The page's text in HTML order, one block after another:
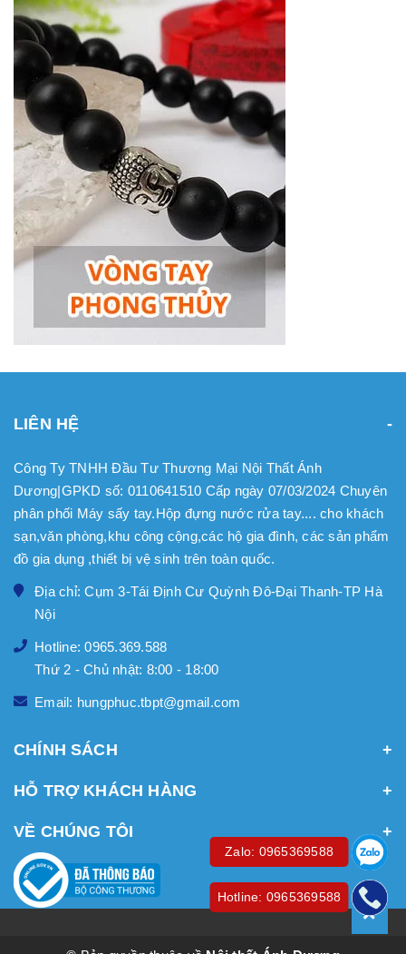
LIÊN HỆ
Công Ty TNHH Đầu Tư Thương Mại Nội Thất Ánh
Dương|GPKD số: 0110641510 Cấp ngày 07/03/2024 Chuyên
phân phối Máy sấy tay.Hộp đựng nước rửa tay.... cho khách
sạn,văn phòng,khu công cộng,các hộ gia đình, các sản phẩm
đồ gia dụng ,thiết bị vệ sinh trên toàn quốc.
Địa chỉ: Cụm 3-Tái Định Cư Quỳnh Đô-Đại Thanh-TP Hà
Nội
Hotline: 0965.369.588
Thứ 2 - Chủ nhật: 8:00 - 18:00
Email: hungphuc.tbpt@gmail.com
CHÍNH SÁCH
HỖ TRỢ KHÁCH HÀNG
VỀ CHÚNG TÔI
Zalo: 0965369588
Hotline: 0965369588